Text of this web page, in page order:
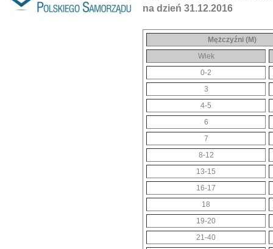
na dzień 31.12.2016
Mężczyźni (M)
Wiek
0-2
3
4-5
6
7
8-12
13-15
16-17
18
19-20
21-40